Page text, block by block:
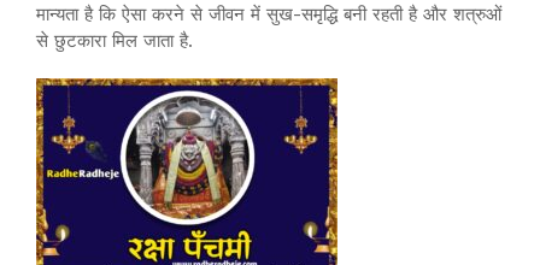
मान्यता है कि ऐसा करने से जीवन में सुख-समृद्धि बनी रहती है और शत्रुओं
से छुटकारा मिल जाता है.